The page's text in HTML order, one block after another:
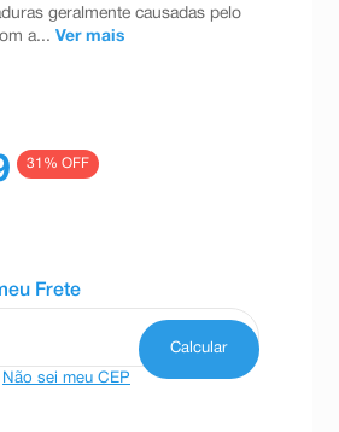
geralmente causadas pelo
a... Ver mais
31 % OFF
Não sei meu CEP